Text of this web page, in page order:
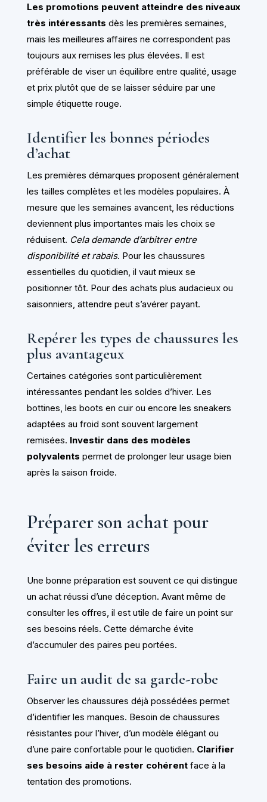
Les promotions peuvent atteindre des niveaux
très intéressants dès les premières semaines,
mais les meilleures affaires ne correspondent pas
toujours aux remises les plus élevées. Il est
préférable de viser un équilibre entre qualité, usage
et prix plutôt que de se laisser séduire par une
simple étiquette rouge.
Identifier les bonnes périodes
d’achat
Les premières démarques proposent généralement
les tailles complètes et les modèles populaires. À
mesure que les semaines avancent, les réductions
deviennent plus importantes mais les choix se
réduisent. Cela demande d’arbitrer entre
disponibilité et rabais. Pour les chaussures
essentielles du quotidien, il vaut mieux se
positionner tôt. Pour des achats plus audacieux ou
saisonniers, attendre peut s’avérer payant.
Repérer les types de chaussures les
plus avantageux
Certaines catégories sont particulièrement
intéressantes pendant les soldes d’hiver. Les
bottines, les boots en cuir ou encore les sneakers
adaptées au froid sont souvent largement
remisées. Investir dans des modèles
polyvalents permet de prolonger leur usage bien
après la saison froide.
Préparer son achat pour
éviter les erreurs
Une bonne préparation est souvent ce qui distingue
un achat réussi d’une déception. Avant même de
consulter les offres, il est utile de faire un point sur
ses besoins réels. Cette démarche évite
d’accumuler des paires peu portées.
Faire un audit de sa garde-robe
Observer les chaussures déjà possédées permet
d’identifier les manques. Besoin de chaussures
résistantes pour l’hiver, d’un modèle élégant ou
d’une paire confortable pour le quotidien. Clarifier
ses besoins aide à rester cohérentface à la
tentation des promotions.